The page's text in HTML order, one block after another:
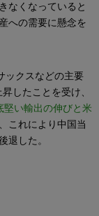
なくなっていると
への需要に懸念を
ックスなどの主要
したことを受け、
堅い輸出の伸びと米
これにより中国当
退した。